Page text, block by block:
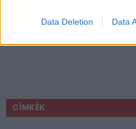
Data Deletion Data
CÍMKÉK